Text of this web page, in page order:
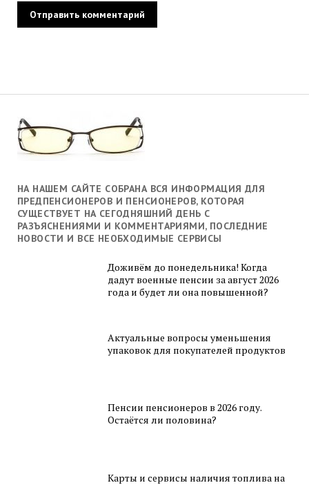
НА НАШЕМ САЙТЕ СОБРАНА ВСЯ ИНФОРМАЦИЯ ДЛЯ
ПРЕДПЕНСИОНЕРОВ И ПЕНСИОНЕРОВ, КОТОРАЯ
СУЩЕСТВУЕТ НА СЕГОДНЯШНИЙ ДЕНЬ С
РАЗЪЯСНЕНИЯМИ И КОММЕНТАРИЯМИ, ПОСЛЕДНИЕ
НОВОСТИ И ВСЕ НЕОБХОДИМЫЕ СЕРВИСЫ
Доживём до понедельника! Когда
дадут военные пенсии за август 2026
года и будет ли она повышенной?
Актуальные вопросы уменьшения
упаковок для покупателей продуктов
Пенсии пенсионеров в 2026 году.
Остаётся ли половина?
Карты и сервисы наличия топлива на